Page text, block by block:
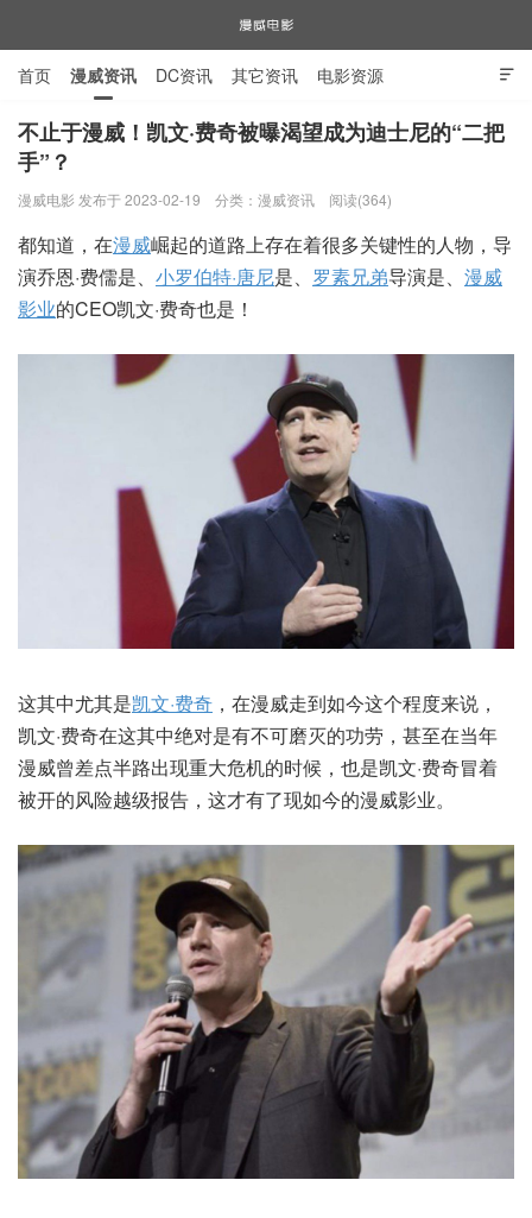
漫威电影

首页 漫威资讯 DC资讯 其它资讯 电影资源
电视剧资源 漫威图片
不止于漫威！凯文·费奇被曝渴望成为迪士尼的“二把
手”？
漫威电影 发布于 2023-02-19 分类： 漫威资讯 阅读(364)
都知道，在漫威崛起的道路上存在着很多关键性的人物，导
演乔恩·费儒是、 小罗伯特·唐尼是、 罗素兄弟导演是、 漫威
影业的CEO凯文·费奇也是！
这其中尤其是凯文·费奇 ，在漫威走到如今这个程度来说，
凯文·费奇在这其中绝对是有不可磨灭的功劳，甚至在当年
漫威曾差点半路出现重大危机的时候，也是凯文·费奇冒着
被开的风险越级报告，这才有了现如今的漫威影业。